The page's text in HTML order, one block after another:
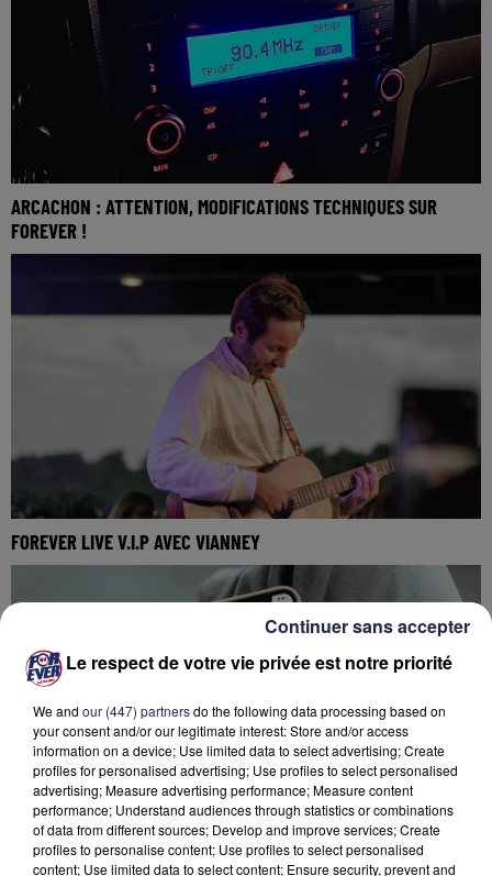
ARCACHON : ATTENTION, MODIFICATIONS TECHNIQUES SUR
FOREVER !
FOREVER LIVE V.I.P AVEC VIANNEY
TÉLÉCHARGEZ L'APPLICATION FOREVER !
Le respect de votre vie privée est notre priorité
We and our (447) partnersdo the following data processing based on
your consent and/or our legitimate interest: Store and/or access
information on a device; Use limited data to select advertising; Create
profiles for personalised advertising; Use profiles to select personalised
advertising; Measure advertising performance; Measure content
performance; Understand audiences through statistics or combinations
of data from different sources; Develop and improve services; Create
profiles to personalise content; Use profiles to select personalised
content; Use limited data to select content; Ensure security, prevent and
Continuer sans accepter